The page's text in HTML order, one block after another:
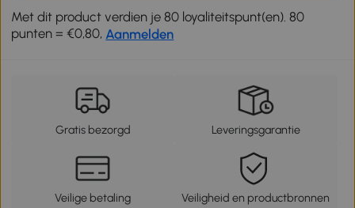
Met dit product verdien je 80 loyaliteitspunt(en). 80
punten = €0,80, Aanmelden
Gratis bezorgd Leveringsgarantie
Veilige betaling Veiligheid en productbronnen